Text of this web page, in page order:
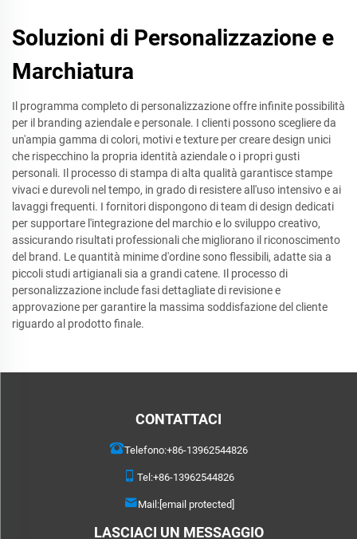
Soluzioni di Personalizzazione e
Marchiatura
Il programma completo di personalizzazione offre infinite possibilità
per il branding aziendale e personale. I clienti possono scegliere da
un'ampia gamma di colori, motivi e texture per creare design unici
che rispecchino la propria identità aziendale o i propri gusti
personali. Il processo di stampa di alta qualità garantisce stampe
vivaci e durevoli nel tempo, in grado di resistere all'uso intensivo e ai
lavaggi frequenti. I fornitori dispongono di team di design dedicati
per supportare l'integrazione del marchio e lo sviluppo creativo,
assicurando risultati professionali che migliorano il riconoscimento
del brand. Le quantità minime d'ordine sono flessibili, adatte sia a
piccoli studi artigianali sia a grandi catene. Il processo di
personalizzazione include fasi dettagliate di revisione e
approvazione per garantire la massima soddisfazione del cliente
riguardo al prodotto finale.
CONTATTACI
Telefono:+86-13962544826
Tel:+86-13962544826
Mail:[email protected]
LASCIACI UN MESSAGGIO